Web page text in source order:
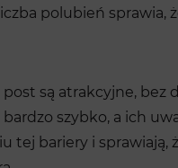
polubień sprawia,
są atrakcyjne,
szybko, a ich
bariery i sprawiają,